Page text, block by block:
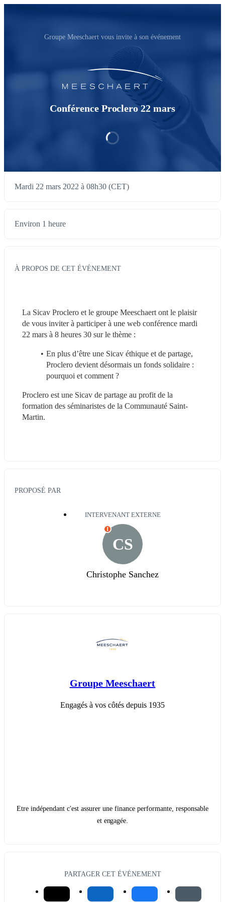
Groupe Meeschaert vous invite à son événement
Conférence Proclero 22 mars
Mardi 22 mars 2022 à 08h30 (CET)
Environ 1 heure
À PROPOS DE CET ÉVÉNEMENT
La Sicav Proclero et le groupe Meeschaert ont le plaisir
de vous inviter à participer à une web conférence mardi
22 mars à 8 heures 30 sur le thème :
En plus d’être une Sicav éthique et de partage,
Proclero devient désormais un fonds solidaire :
pourquoi et comment ?
Proclero est une Sicav de partage au profit de la
formation des séminaristes de la Communauté Saint-
Martin.
PROPOSÉ PAR
INTERVENANT EXTERNE
CS
I
Christophe Sanchez
Groupe Meeschaert
Engagés à vos côtés depuis 1935
Etre indépendant c'est assurer une finance performante, responsable
et engagée.
PARTAGER CET ÉVÉNEMENT